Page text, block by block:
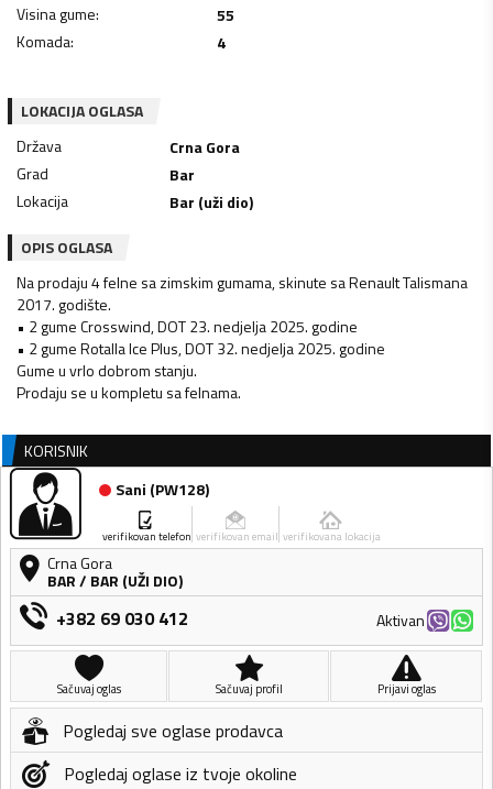
Visina gume:
55
Komada: 4
LOKACIJA OGLASA
Država
Crna Gora
Grad
Bar
Lokacija
Bar (uži dio)
OPIS OGLASA
Na prodaju 4 felne sa zimskim gumama, skinute sa Renault Talismana
2017. godište.
• 2 gume Crosswind, DOT 23. nedjelja 2025. godine
• 2 gume Rotalla Ice Plus, DOT 32. nedjelja 2025. godine
Gume u vrlo dobrom stanju.
Prodaju se u kompletu sa felnama.
KORISNIK
Sani (PW128)
verifikovan telefon verifikovan email verifikovana lokacija
Crna Gora
BAR/ BAR (UŽI DIO)
+382 69 030 412 Aktivan
Sačuvaj oglas Sačuvaj profil Prijavi oglas
Pogledaj sve oglase prodavca
Pogledaj oglase iz tvoje okoline